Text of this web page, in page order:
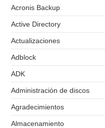
Acronis Backup
Active Directory
Actualizaciones
Adblock
ADK
Administración de discos
Agradecimientos
Almacenamiento